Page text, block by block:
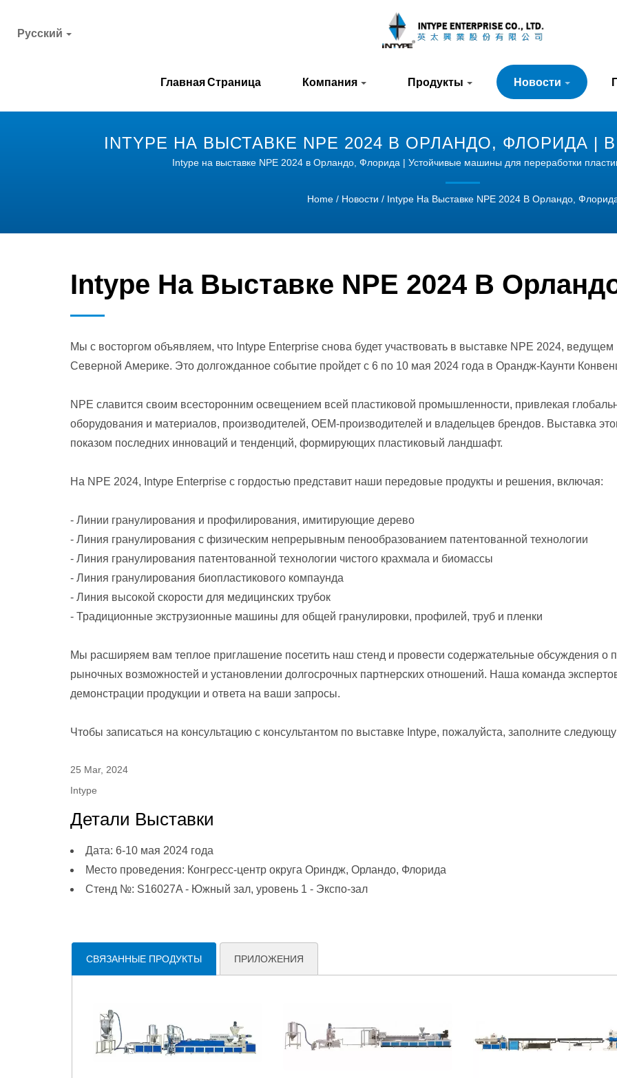
Главная Страница Компания Продукты Новости
Русский
INTYPE НА ВЫСТАВКЕ NPE 2024 В ОРЛАНДО, ФЛОРИДА
ЭКСТРУДЕРЫ | INTYPE
Intype на выставке NPE 2024 в Орландо, Флорида | Устойчивые машины для переработки
Home / Новости / Intype На Выставке NPE 2024 В Орландо,
Intype На Выставке NPE 2024 В
Мы с восторгом объявляем, что Intype Enterprise снова будет участвовать в выставке NPE 2024,
Северной Америке. Это долгожданное событие пройдет с 6 по 10 мая 2024 года в Орандж-Каунти
NPE славится своим всесторонним освещением всей пластиковой промышленности, привлекая
оборудования и материалов, производителей, OEM-производителей и владельцев брендов. Выставка
показом последних инноваций и тенденций, формирующих пластиковый ландшафт.
На NPE 2024, Intype Enterprise с гордостью представит наши передовые продукты и решения, включая:
- Линии гранулирования и профилирования, имитирующие дерево
- Линия гранулирования с физическим непрерывным пенообразованием патентованной технологии
- Линия гранулирования патентованной технологии чистого крахмала и биомассы
- Линия гранулирования биопластикового компаунда
- Линия высокой скорости для медицинских трубок
- Традиционные экструзионные машины для общей гранулировки, профилей, труб и пленки
Мы расширяем вам теплое приглашение посетить наш стенд и провести содержательные обсуждения о
рыночных возможностей и установлении долгосрочных партнерских отношений. Наша команда
демонстрации продукции и ответа на ваши запросы.
Чтобы записаться на консультацию с консультантом по выставке Intype, пожалуйста, заполните
25 Mar, 2024
Intype
Детали Выставки
Дата: 6-10 мая 2024 года
Место проведения: Конгресс-центр округа Ориндж, Орландо, Флорида
Стенд №: S16027A - Южный зал, уровень 1 - Экспо-зал
СВЯЗАННЫЕ ПРОДУКТЫ ПРИЛОЖЕНИЯ